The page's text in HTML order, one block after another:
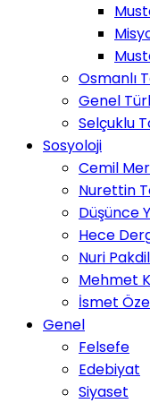
Osmanlı
Genel
Selçuklu
Sosyoloji
Cemil
Nurettin
Düşünce
Hece
Nuri Pakdil
Mehmet
İsmet
Genel
Felsefe
Edebiyat
Siyaset